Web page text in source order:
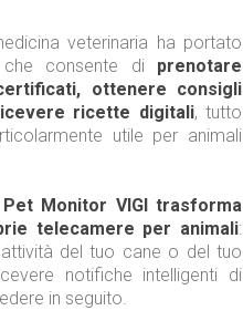
veterinaria ha portato
consente di prenotare
ottenere consigli
ricette digitali, tutto
utile per animali
Monitor VIGI trasforma
telecamere per animali:
del tuo cane o del tuo
notifiche intelligenti di
in seguito.